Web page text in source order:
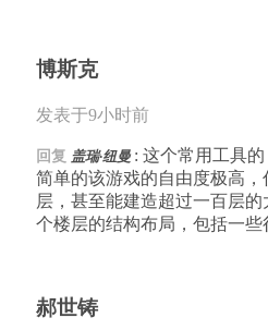
博斯克
发表于9小时前
回复 盖瑞·纽曼 : 这个常用工具
简单的该游戏的自由度极高
层，甚至能建造超过一百层
个楼层的结构布局，包括一些
郝世铸